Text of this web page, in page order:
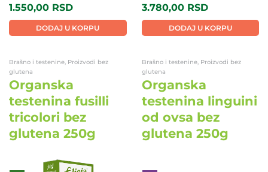
1.550,00 RSD
DODAJ U KORPU
3.780,00 RSD
DODAJ U KORPU
Brašno i testenine, Proizvodi bez
glutena
Organska
testenina fusilli
tricolori bez
glutena 250g
Brašno i testenine, Proizvodi bez
glutena
Organska
testenina linguini
od ovsa bez
glutena 250g